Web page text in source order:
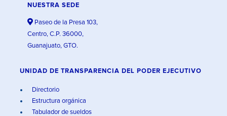
NUESTRA SEDE
Paseo de la Presa 103,
Centro, C.P. 36000,
Guanajuato, GTO.
UNIDAD DE TRANSPARENCIA DEL PODER EJECUTIVO
Directorio
Estructura orgánica
Tabulador de sueldos